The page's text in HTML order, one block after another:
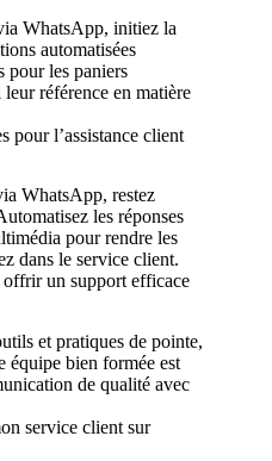
WhatsApp, initiez la
automatisées
pour les paniers
référence en matière
pour l’assistance client
WhatsApp, restez
les réponses
pour rendre les
dans le service client.
un support efficace
et pratiques de pointe,
équipe bien formée est
de qualité avec
service client sur